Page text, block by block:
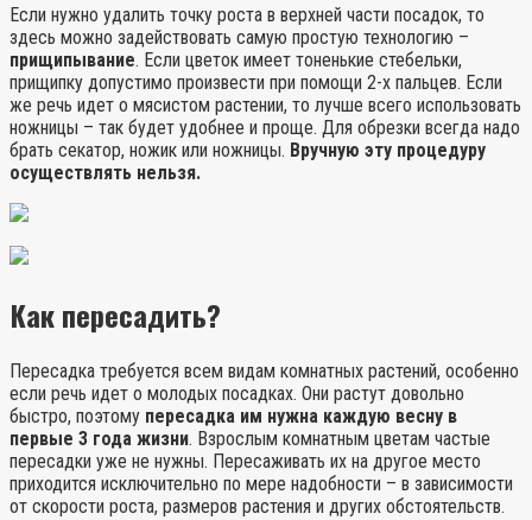
Если нужно удалить точку роста в верхней части посадок, то
здесь можно задействовать самую простую технологию –
прищипывание. Если цветок имеет тоненькие стебельки,
прищипку допустимо произвести при помощи 2-х пальцев. Если
же речь идет о мясистом растении, то лучше всего использовать
ножницы – так будет удобнее и проще. Для обрезки всегда надо
брать секатор, ножик или ножницы. Вручную эту процедуру
осуществлять нельзя.
Как пересадить?
Пересадка требуется всем видам комнатных растений, особенно
если речь идет о молодых посадках. Они растут довольно
быстро, поэтому пересадка им нужна каждую весну в
первые 3 года жизни. Взрослым комнатным цветам частые
пересадки уже не нужны. Пересаживать их на другое место
приходится исключительно по мере надобности – в зависимости
от скорости роста, размеров растения и других обстоятельств.